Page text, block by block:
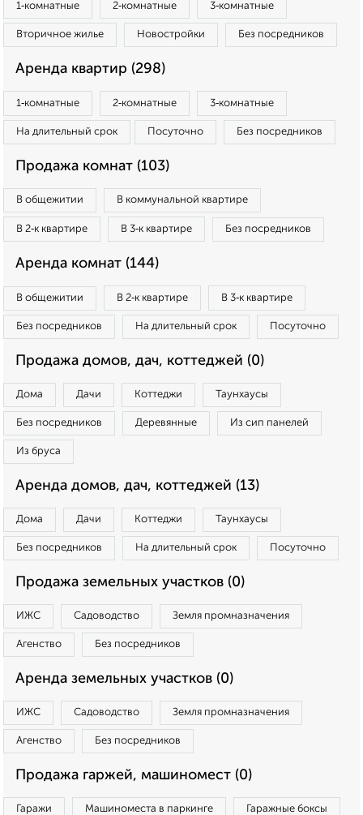
1‑комнатные 2‑комнатные 3‑комнатные
Вторичное жилье Новостройки Без посредников
Аренда квартир (298)
1‑комнатные 2‑комнатные 3‑комнатные
На длительный срок Посуточно Без посредников
Продажа комнат (103)
В общежитии В коммунальной квартире
В 2‑к квартире В 3‑к квартире Без посредников
Аренда комнат (144)
В общежитии В 2‑к квартире В 3‑к квартире
Без посредников На длительный срок Посуточно
Продажа домов, дач, коттеджей (0)
Дома Дачи Коттеджи Таунхаусы
Без посредников Деревянные Из сип панелей
Из бруса
Аренда домов, дач, коттеджей (13)
Дома Дачи Коттеджи Таунхаусы
Без посредников На длительный срок Посуточно
Продажа земельных участков (0)
ИЖС Садоводство Земля промназначения
Агенство Без посредников
Аренда земельных участков (0)
ИЖС Садоводство Земля промназначения
Агенство Без посредников
Продажа гаржей, машиномест (0)
Гаражи Машиноместа в паркинге Гаражные боксы